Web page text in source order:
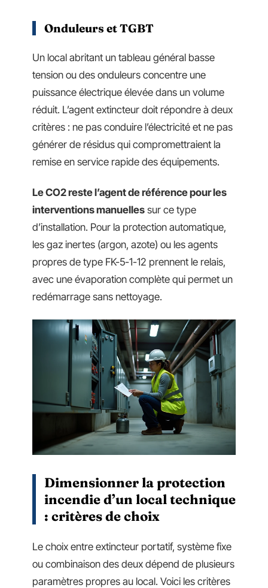
Onduleurs et TGBT
Un local abritant un tableau général basse
tension ou des onduleurs concentre une
puissance électrique élevée dans un volume
réduit. L’agent extincteur doit répondre à deux
critères : ne pas conduire l’électricité et ne pas
générer de résidus qui compromettraient la
remise en service rapide des équipements.
Le CO2 reste l’agent de référence pour les
interventions manuelles sur ce type
d’installation. Pour la protection automatique,
les gaz inertes (argon, azote) ou les agents
propres de type FK-5-1-12 prennent le relais,
avec une évaporation complète qui permet un
redémarrage sans nettoyage.
Dimensionner la protection
incendie d’un local technique
: critères de choix
Le choix entre extincteur portatif, système fixe
ou combinaison des deux dépend de plusieurs
paramètres propres au local. Voici les critères